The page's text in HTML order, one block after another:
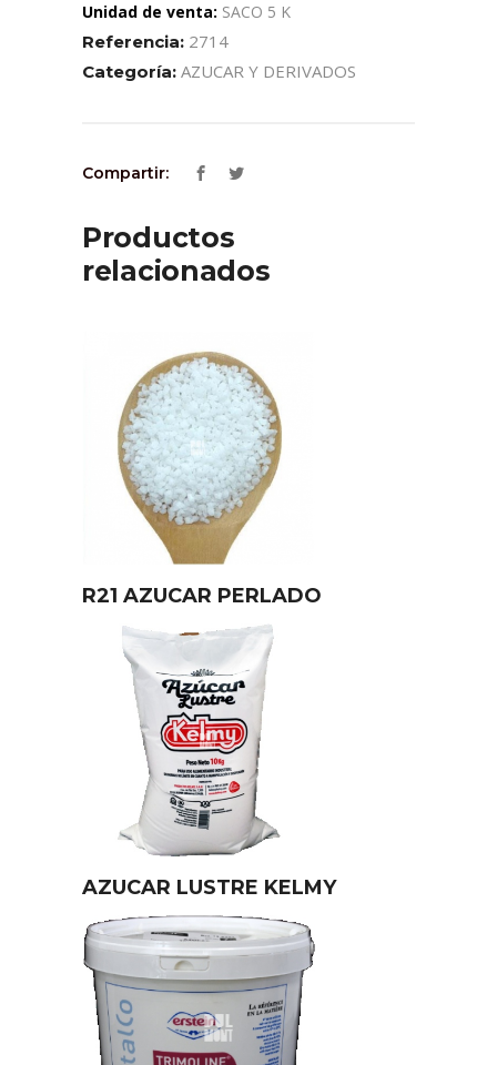
Unidad de venta: SACO 5 K
Referencia: 2714
Categoría: AZUCAR Y DERIVADOS
Compartir:
Productos
relacionados
R21 AZUCAR PERLADO
AZUCAR LUSTRE KELMY